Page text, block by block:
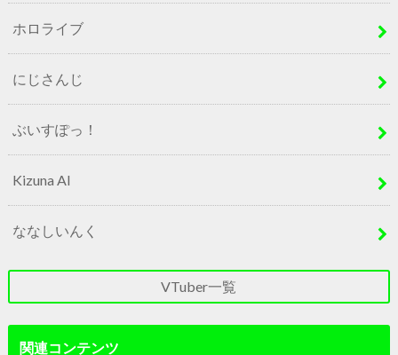
ホロライブ
にじさんじ
ぶいすぽっ！
Kizuna AI
ななしいんく
VTuber一覧
関連コンテンツ